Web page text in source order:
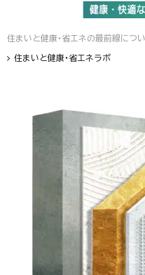
住まいと健康・省エネの最前線につ
住まいと健康・省エネラボ